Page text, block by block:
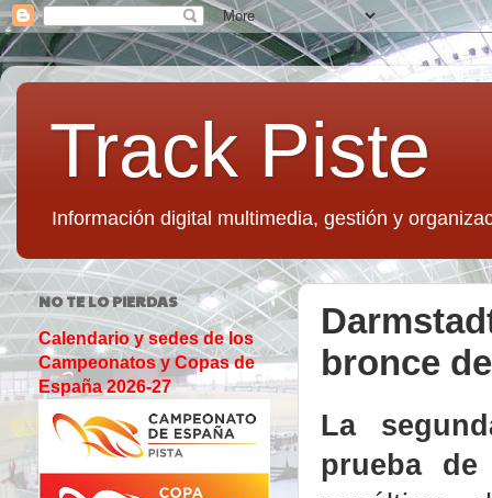
Track Piste
Información digital multimedia, gestión y
bronce
La
prueba de
NO TE LO PIERDAS
Calendario y sedes de los
Campeonatos y Copas de
España 2026-27